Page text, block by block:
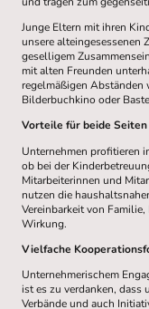
Junge Eltern mit ihren
unsere alteingesessenen
geselligem
mit alten Freunden
regelmäßigen
Bilderbuchkino oder
Vorteile für beide Seiten
Unternehmen profitieren
ob bei der
Mitarbeiterinnen und
nutzen die
Vereinbarkeit von
Wirkung.
Vielfache
Unternehmerischem
ist es zu verdanken, dass
Verbände und auch